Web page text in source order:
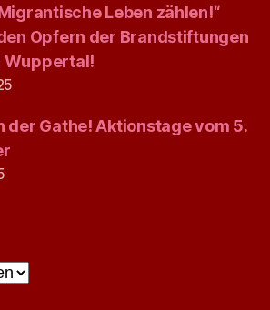
Leben zählen!“
Opfern der Brandstiftungen
Wuppertal!
der Gathe! Aktionstage vom 5.